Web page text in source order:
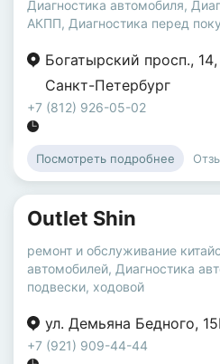
Диагностика автомобиля,
АКПП, Диагностика перед
Богатырский просп., 14,
Санкт-Петербург
+7 (812) 926-05-02
Посмотреть подробнее
Outlet Shin
ремонт и обслуживание
автомобилей, Диагностика
подвески, ходовой
ул. Демьяна Бедного,
+7 (921) 909-44-44